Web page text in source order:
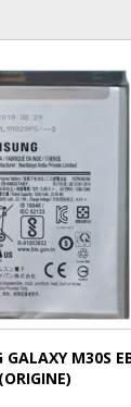
GALAXY M30S
(ORIGINE)